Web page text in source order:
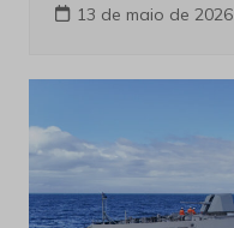
13 de maio de 2026